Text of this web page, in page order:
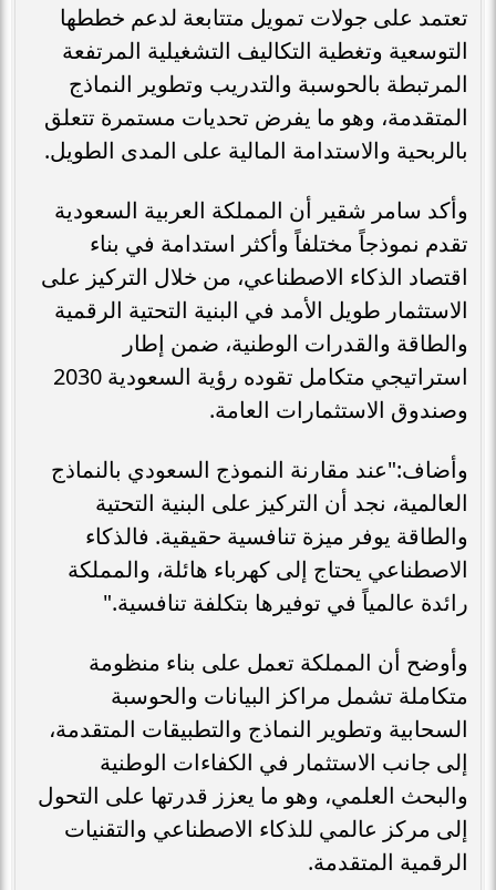
تعتمد على جولات تمويل متتابعة لدعم خططها
التوسعية وتغطية التكاليف التشغيلية المرتفعة
المرتبطة بالحوسبة والتدريب وتطوير النماذج
المتقدمة، وهو ما يفرض تحديات مستمرة تتعلق
بالربحية والاستدامة المالية على المدى الطويل.
وأكد سامر شقير أن المملكة العربية السعودية
تقدم نموذجاً مختلفاً وأكثر استدامة في بناء
اقتصاد الذكاء الاصطناعي، من خلال التركيز على
الاستثمار طويل الأمد في البنية التحتية الرقمية
والطاقة والقدرات الوطنية، ضمن إطار
استراتيجي متكامل تقوده رؤية السعودية 2030
وصندوق الاستثمارات العامة.
وأضاف:"عند مقارنة النموذج السعودي بالنماذج
العالمية، نجد أن التركيز على البنية التحتية
والطاقة يوفر ميزة تنافسية حقيقية. فالذكاء
الاصطناعي يحتاج إلى كهرباء هائلة، والمملكة
رائدة عالمياً في توفيرها بتكلفة تنافسية."
وأوضح أن المملكة تعمل على بناء منظومة
متكاملة تشمل مراكز البيانات والحوسبة
السحابية وتطوير النماذج والتطبيقات المتقدمة،
إلى جانب الاستثمار في الكفاءات الوطنية
والبحث العلمي، وهو ما يعزز قدرتها على التحول
إلى مركز عالمي للذكاء الاصطناعي والتقنيات
الرقمية المتقدمة.